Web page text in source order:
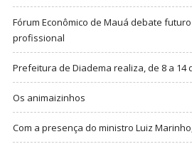
Fórum Econômico de Mauá debate
profissional
Prefeitura de Diadema realiza, de 8 a 14
Os animaizinhos
Com a presença do ministro Luiz